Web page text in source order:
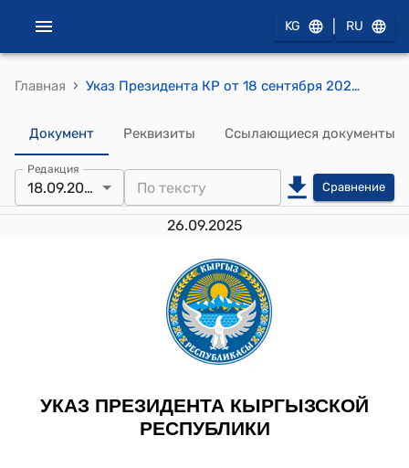
KG RU
Главная › Указ Президента КР от 18 сентября 2025 года № 261 "О разработке и запуске единой автоматизированной системы взаиморасчетов государства с гражданами"
Документ Реквизиты Ссылающиеся документы
Редакция
18.09.2025 Сравнение
26.09.2025